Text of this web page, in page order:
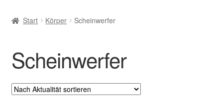
Datenschutz-Bestimmungen
Impressum
Start Körper Scheinwerfer
Scheinwerfer